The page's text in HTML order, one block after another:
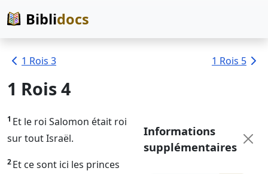
Biblidocs
1 Rois 3 1 Rois 5
1 Rois 4
1 Et le roi Salomon était roi
sur tout Israël.
2Et ce sont ici les princes
Informations
supplémentaires